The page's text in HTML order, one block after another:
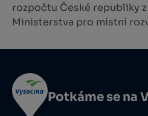
rozpočtu České republiky
Ministerstva pro místní
Potkáme se na